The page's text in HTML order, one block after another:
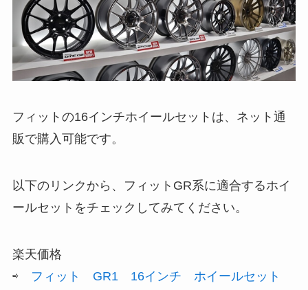
フィットの16インチホイールセットは、ネット通
販で購入可能です。
以下のリンクから、フィットGR系に適合するホイ
ールセットをチェックしてみてください。
楽天価格
⇨
フィット GR1 16インチ ホイールセット